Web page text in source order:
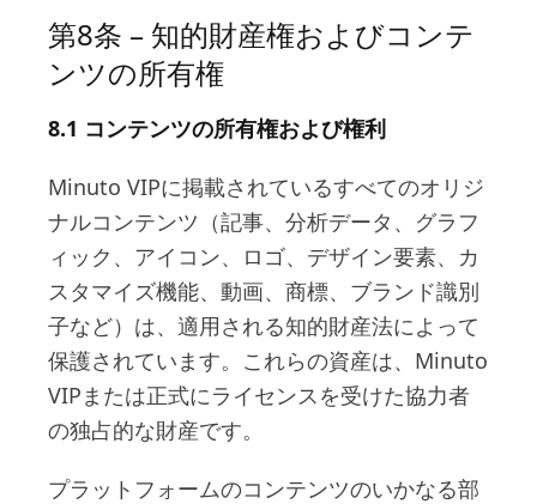
第8条 – 知的財産権およびコンテ
ンツの所有権
8.1 コンテンツの所有権および権利
Minuto VIPに掲載されているすべてのオリジ
ナルコンテンツ（記事、分析データ、グラフ
ィック、アイコン、ロゴ、デザイン要素、カ
スタマイズ機能、動画、商標、ブランド識別
子など）は、適用される知的財産法によって
保護されています。これらの資産は、Minuto
VIPまたは正式にライセンスを受けた協力者
の独占的な財産です。
プラットフォームのコンテンツのいかなる部